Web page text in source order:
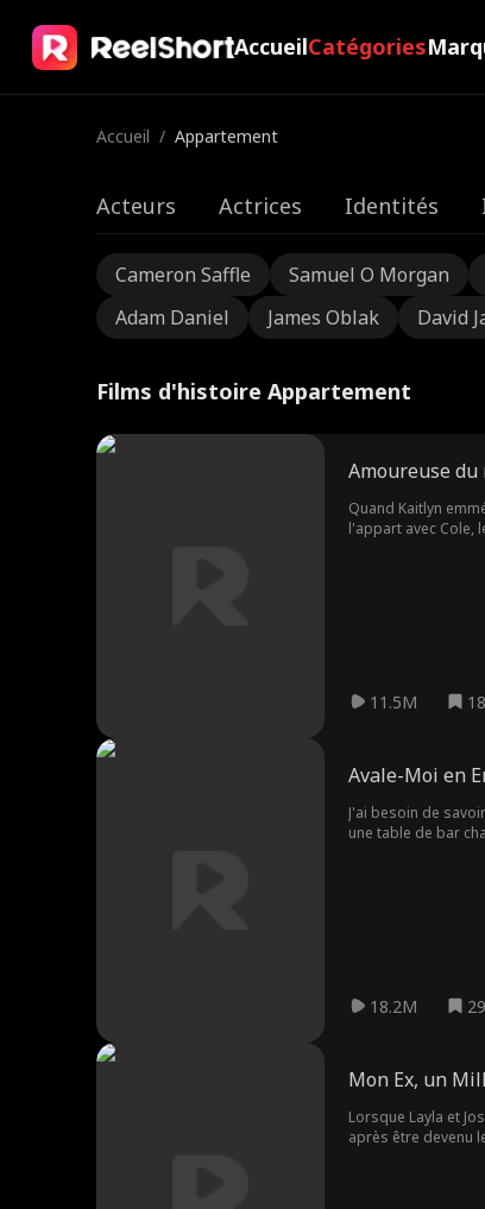
AccueilCatégories
Accueil / Appartement
Acteurs Actrices Identités
Cameron Saffle Samuel O Morgan
Adam Daniel
James Oblak David
Films d'histoire Appartement
Amoureuse
Quand Kaitlyn
l'appart avec Cole,
11.5M
Avale-Moi en
J'ai besoin de
une table de bar
18.2M
Mon Ex, un
Lorsque Layla et
après être devenu